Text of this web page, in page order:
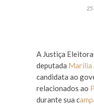
25
A Justiça
deputada Marília
candidata ao
relacionados ao
durante sua c